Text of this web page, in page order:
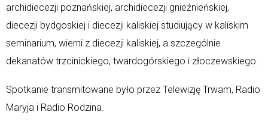
archidiecezji poznańskiej, archidiecezji gnieźnieńskiej,
diecezji bydgoskiej i diecezji kaliskiej studiujący w kaliskim
seminarium, wierni z diecezji kaliskiej, a szczególnie
dekanatów trzcinickiego, twardogórskiego i złoczewskiego.
Spotkanie transmitowane było przez Telewizję Trwam, Radio
Maryja i Radio Rodzina.